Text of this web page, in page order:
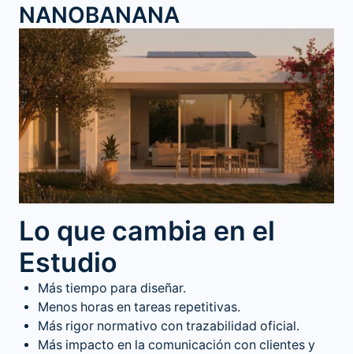
NANOBANANA
Lo que cambia en el
Estudio
Más tiempo para diseñar.
Menos horas en tareas repetitivas.
Más rigor normativo con trazabilidad oficial.
Más impacto en la comunicación con clientes y